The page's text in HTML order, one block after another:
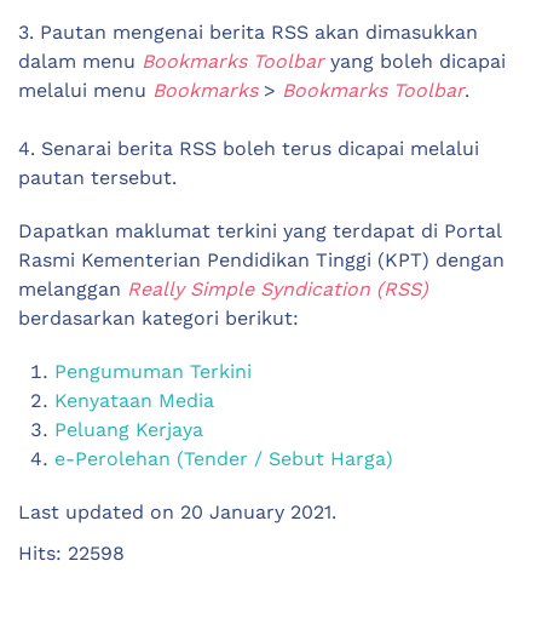
3. Pautan mengenai berita RSS akan dimasukkan
dalam menu Bookmarks Toolbaryang boleh dicapai
melalui menu Bookmarks> Bookmarks Toolbar.
4. Senarai berita RSS boleh terus dicapai melalui
pautan tersebut.
Dapatkan maklumat terkini yang terdapat di Portal
Rasmi Kementerian Pendidikan Tinggi (KPT) dengan
melanggan Really Simple Syndication (RSS)
berdasarkan kategori berikut:
Pengumuman Terkini
Kenyataan Media
Peluang Kerjaya
e-Perolehan (Tender / Sebut Harga)
Last updated on 20 January 2021.
Hits: 22598